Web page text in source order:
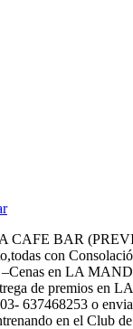
BAR
con
en LA
de premios en
637468253 o
en el Club